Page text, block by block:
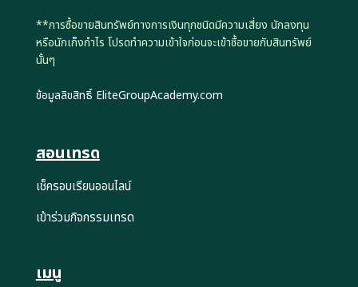
**การซื้อขายสินทรัพย์ทางการเงินทุกชนิดมีความเสี่ยง นักลงทุน
หรือนักเก็งกำไร โปรดทำความเข้าใจก่อนจะเข้าซื้อขายกับสินทรัพย์
นั้นๆ
ข้อมูลลิขสิทธิ์ EliteGroupAcademy.com
สอนเทรด
เช็ครอบเรียนออนไลน์
เข้าร่วมกิจกรรมเทรด
เมนู